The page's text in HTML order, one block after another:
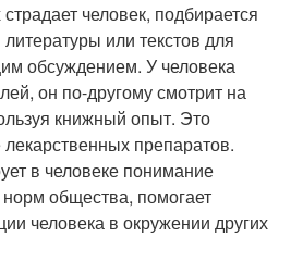
человек, подбирается
или текстов для
обсуждением. У человека
он по-другому смотрит на
книжный опыт. Это
препаратов.
в человеке понимание
общества, помогает
человека в окружении других